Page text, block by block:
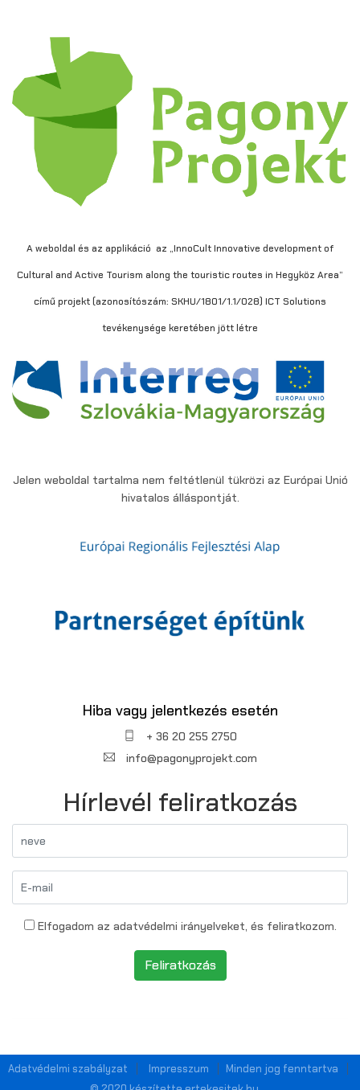
A weboldal és az applikáció az „InnoCult Innovative development of
Cultural and Active Tourism along the touristic routes in Hegyköz Area”
című projekt (azonosítószám: SKHU/1801/1.1/028) ICT Solutions
tevékenysége keretében jött létre
Jelen weboldal tartalma nem feltétlenül tükrözi az Európai Unió
hivatalos álláspontját.
Hiba vagy jelentkezés esetén
+ 36 20 255 2750
info@pagonyprojekt.com
Hírlevél feliratkozás
Elfogadom az adatvédelmi irányelveket, és feliratkozom.
Feliratkozás
Adatvédelmi szabályzat Impresszum
Minden jog fenntartva